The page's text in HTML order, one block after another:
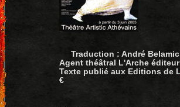
Traduction : André
Agent théâtral L'Arche éditeur
Texte publié aux Editions de
€